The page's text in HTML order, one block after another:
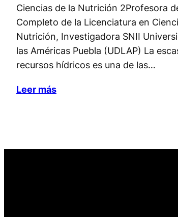
Ciencias de la Nutrición 2Profesora
Completo de la Licenciatura en
Nutrición, Investigadora SNII
las Américas Puebla (UDLAP) La
recursos hídricos es una de las…
Leer más